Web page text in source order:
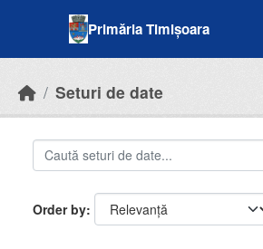
Primăria Timișoara
Seturi de date
Order by